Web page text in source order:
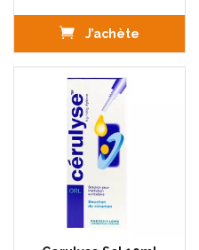
J’achète